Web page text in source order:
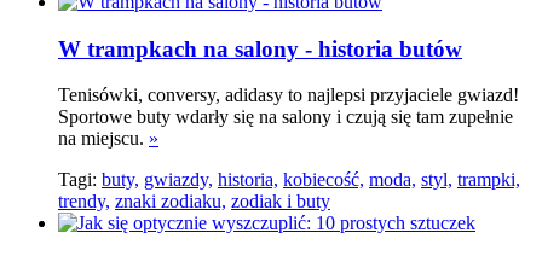
W trampkach na salony - historia butów
Tenisówki, conversy, adidasy to najlepsi przyjaciele gwiazd!
Sportowe buty wdarły się na salony i czują się tam zupełnie
na miejscu. »
Tagi: buty, gwiazdy, historia, kobiecość, moda, styl, trampki,
trendy, znaki zodiaku, zodiak i buty